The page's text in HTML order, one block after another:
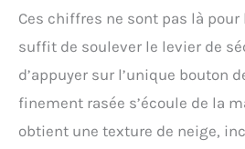
Ces chiffres ne sont pas là
suffit de soulever le levier de
d’appuyer sur l’unique bouton
finement rasée s’écoule de la
obtient une texture de neige,